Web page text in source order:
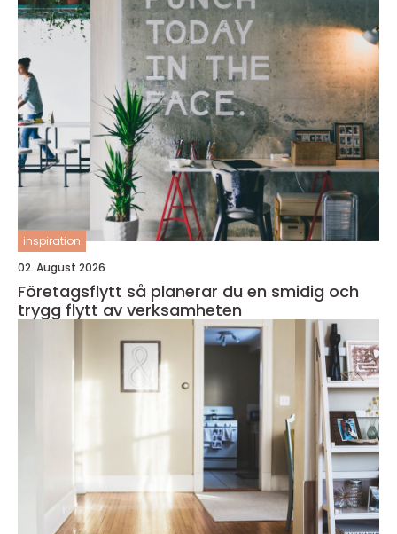
inspiration
02. August 2026
Företagsflytt så planerar du en smidig och
trygg flytt av verksamheten